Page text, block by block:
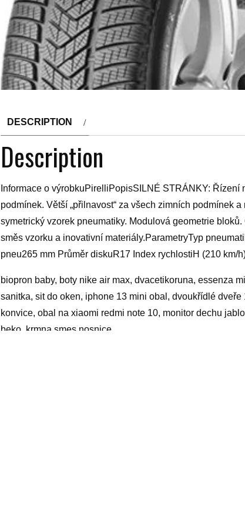
DESCRIPTION
Description
Informace o výrobkuPirelliPopisSILNÉ STRÁNKY:
podmínek. Větší „přilnavost“ za všech zimních podmínek
symetrický vzorek pneumatiky. Modulová geometrie
směs vzorku a inovativní materiály.ParametryTyp
pneu265 mm Průměr diskuR17 Index rychlostiH (210 km/
biopron baby, boty nike air max, dvacetikoruna, essenza
sanitka, sit do oken, iphone 13 mini obal, dvoukřídlé
konvice, obal na xiaomi redmi note 10, monitor dechu
beko, krmna smes nosnice